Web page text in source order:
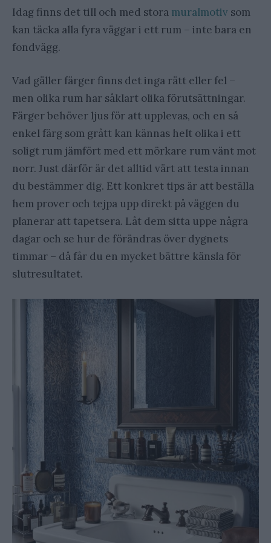
Idag finns det till och med stora muralmotiv som
kan täcka alla fyra väggar i ett rum – inte bara en
fondvägg.
Vad gäller färger finns det inga rätt eller fel –
men olika rum har såklart olika förutsättningar.
Färger behöver ljus för att upplevas, och en så
enkel färg som grått kan kännas helt olika i ett
soligt rum jämfört med ett mörkare rum vänt mot
norr. Just därför är det alltid värt att testa innan
du bestämmer dig. Ett konkret tips är att beställa
hem prover och tejpa upp direkt på väggen du
planerar att tapetsera. Låt dem sitta uppe några
dagar och se hur de förändras över dygnets
timmar – då får du en mycket bättre känsla för
slutresultatet.